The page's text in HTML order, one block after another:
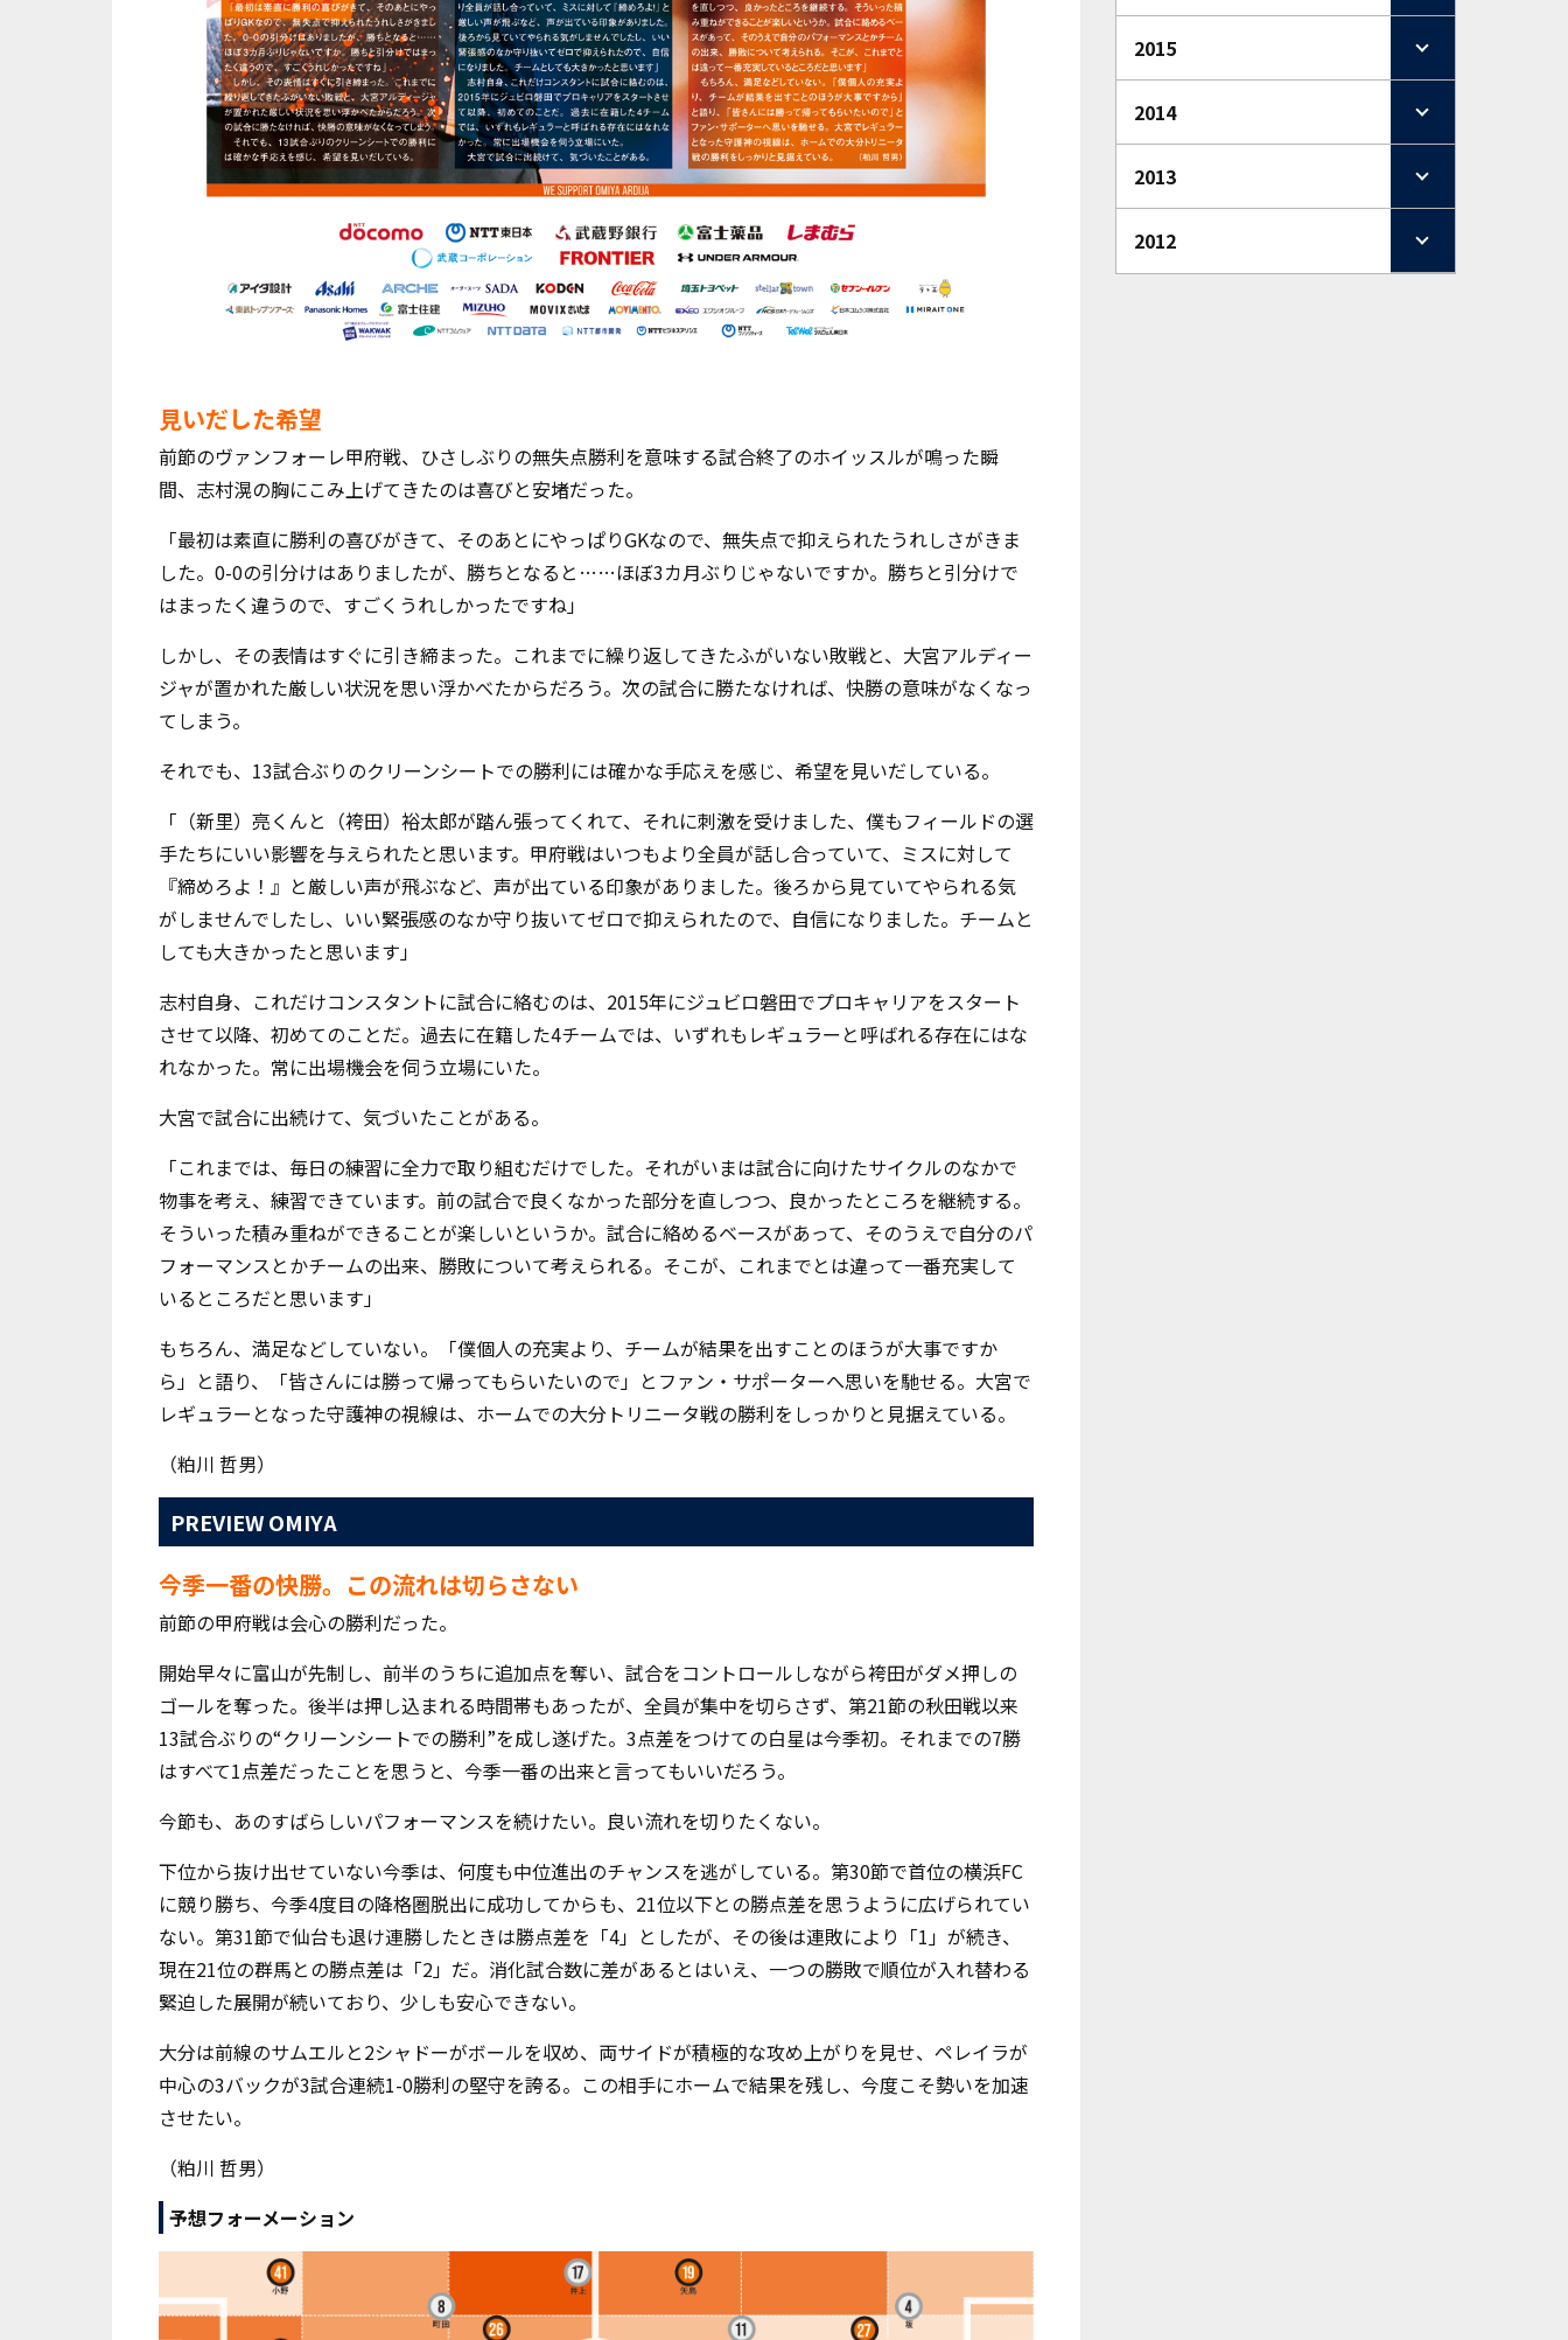
見いだした希望
前節のヴァンフォーレ甲府戦、ひさしぶりの無失点勝利を意味する試合終了のホイッスルが鳴った瞬
間、志村滉の胸にこみ上げてきたのは喜びと安堵だった。
「最初は素直に勝利の喜びがきて、そのあとにやっぱりGKなので、無失点で抑えられたうれしさがきま
した。 0-0の引分けはありましたが、勝ちとなると ……ほぼ3カ月ぶりじゃないですか。勝ちと引分けで
はまったく違うので、すごくうれしかったですね」
しかし、その表情はすぐに引き締まった。これまでに繰り返してきたふがいない敗戦と、大宮アルディー
ジャが置かれた厳しい状況を思い浮かべたからだろう。次の試合に勝たなければ、快勝の意味がなくなっ
てしまう。
それでも、 13試合ぶりのクリーンシートでの勝利には確かな手応えを感じ、希望を見いだしている。
「（新里）亮くんと（袴田）裕太郎が踏ん張ってくれて、それに刺激を受けました、僕もフィールドの選
手たちにいい影響を与えられたと思います。甲府戦はいつもより全員が話し合っていて、ミスに対して
『締めろよ！』と厳しい声が飛ぶなど、声が出ている印象がありました。後ろから見ていてやられる気
がしませんでしたし、いい緊張感のなか守り抜いてゼロで抑えられたので、自信になりました。チームと
しても大きかったと思います」
志村自身、これだけコンスタントに試合に絡むのは、 2015年にジュビロ磐田でプロキャリアをスタート
させて以降、初めてのことだ。過去に在籍した4チームでは、いずれもレギュラーと呼ばれる存在にはな
れなかった。常に出場機会を伺う立場にいた。
大宮で試合に出続けて、気づいたことがある。
「これまでは、毎日の練習に全力で取り組むだけでした。それがいまは試合に向けたサイクルのなかで
物事を考え、練習できています。前の試合で良くなかった部分を直しつつ、良かったところを継続する。
そういった積み重ねができることが楽しいというか。試合に絡めるベースがあって、そのうえで自分のパ
フォーマンスとかチームの出来、勝敗について考えられる。そこが、これまでとは違って一番充実して
いるところだと思います」
もちろん、満足などしていない。「僕個人の充実より、チームが結果を出すことのほうが大事ですか
ら」と語り、「皆さんには勝って帰ってもらいたいので」とファン・サポーターへ思いを馳せる。大宮で
レギュラーとなった守護神の視線は、ホームでの大分トリニータ戦の勝利をしっかりと見据えている。
（粕川 哲男）
PREVIEW OMIYA
今季一番の快勝。この流れは切らさない
前節の甲府戦は会心の勝利だった。
開始早々に富山が先制し、前半のうちに追加点を奪い、試合をコントロールしながら袴田がダメ押しの
ゴールを奪った。後半は押し込まれる時間帯もあったが、全員が集中を切らさず、第21節の秋田戦以来
13試合ぶりの“クリーンシートでの勝利”を成し遂げた。 3点差をつけての白星は今季初。それまでの7勝
はすべて1点差だったことを思うと、今季一番の出来と言ってもいいだろう。
今節も、あのすばらしいパフォーマンスを続けたい。良い流れを切りたくない。
下位から抜け出せていない今季は、何度も中位進出のチャンスを逃がしている。第30節で首位の横浜FC
に競り勝ち、今季4度目の降格圏脱出に成功してからも、 21位以下との勝点差を思うように広げられてい
ない。第31節で仙台も退け連勝したときは勝点差を「4」としたが、その後は連敗により「1 」が続き、
現在21位の群馬との勝点差は「2」だ。消化試合数に差があるとはいえ、一つの勝敗で順位が入れ替わる
緊迫した展開が続いており、少しも安心できない。
大分は前線のサムエルと2シャドーがボールを収め、両サイドが積極的な攻め上がりを見せ、ペレイラが
中心の3バックが3試合連続1-0勝利の堅守を誇る。この相手にホームで結果を残し、今度こそ勢いを加速
させたい。
（粕川 哲男）
予想フォーメーション
2015
2014
2013
2012